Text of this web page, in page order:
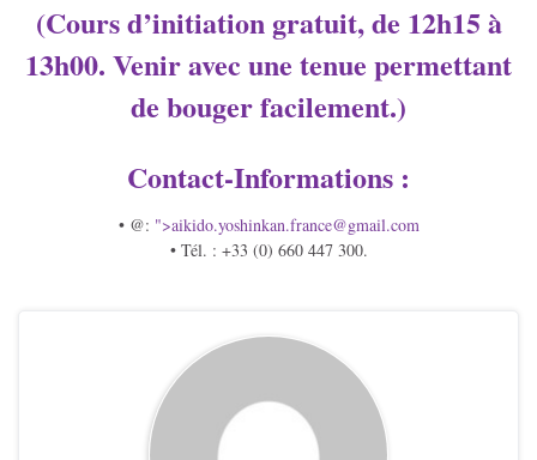
(Cours d’initiation gratuit, de 12h15 à
13h00. Venir avec une tenue permettant
de bouger facilement.)
Contact-Informations :
• @: ">aikido.yoshinkan.france@gmail.com
• Tél. : +33 (0) 660 447 300.